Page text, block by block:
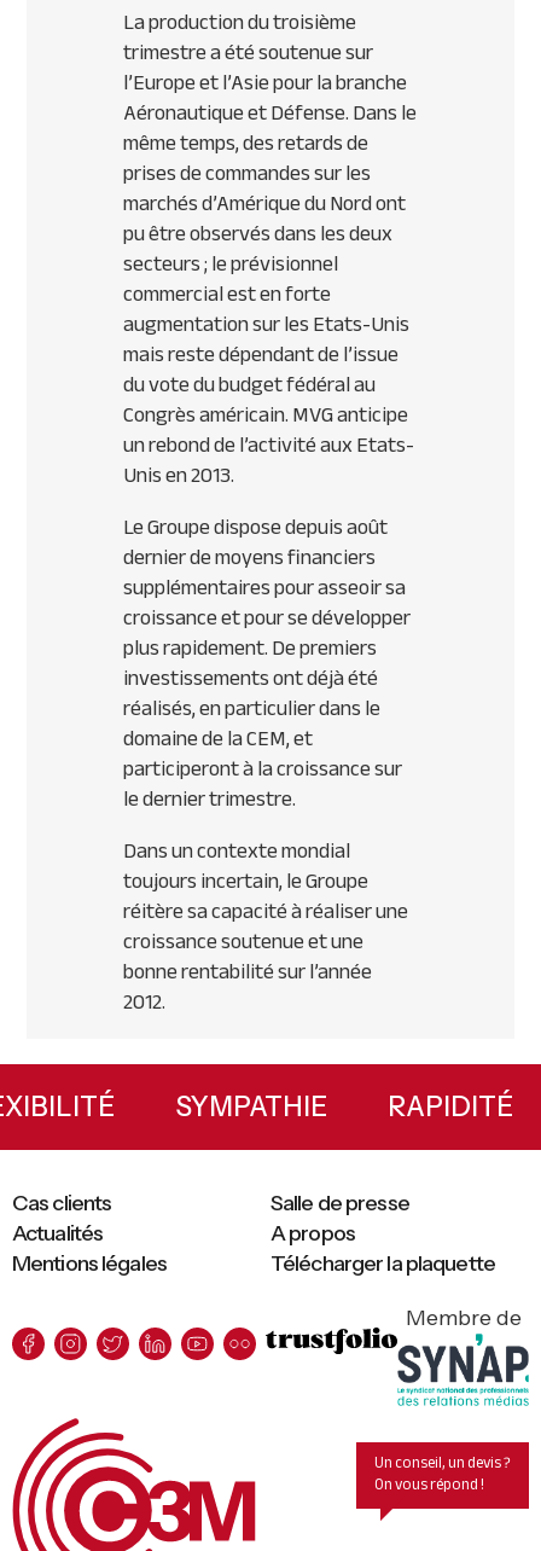
La production du troisième
trimestre a été soutenue sur
l’Europe et l’Asie pour la branche
Aéronautique et Défense. Dans le
même temps, des retards de
prises de commandes sur les
marchés d’Amérique du Nord ont
pu être observés dans les deux
secteurs ; le prévisionnel
commercial est en forte
augmentation sur les Etats-Unis
mais reste dépendant de l’issue
du vote du budget fédéral au
Congrès américain.MVGanticipe
un rebond de l’activité aux Etats-
Unis en 2013.
Le Groupe dispose depuis août
dernier de moyens financiers
supplémentaires pour asseoir sa
croissance et pour se développer
plus rapidement. De premiers
investissements ont déjà été
réalisés, en particulier dans le
domaine de laCEM, et
participeront à la croissance sur
le dernier trimestre.
Dans un contexte mondial
toujours incertain, le Groupe
réitère sa capacité à réaliser une
croissance soutenue et une
bonne rentabilité sur l’année
2012.
Primary
Sidebar
SYMPATHIE
Mentions légales Télécharger la plaquette
Cas clients
Salle de presse
Actualités
A propos
Membre de
Un conseil, un devis ?
On vous répond !